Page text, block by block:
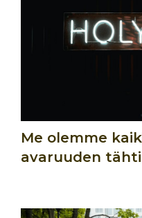
Me olemme
avaruuden